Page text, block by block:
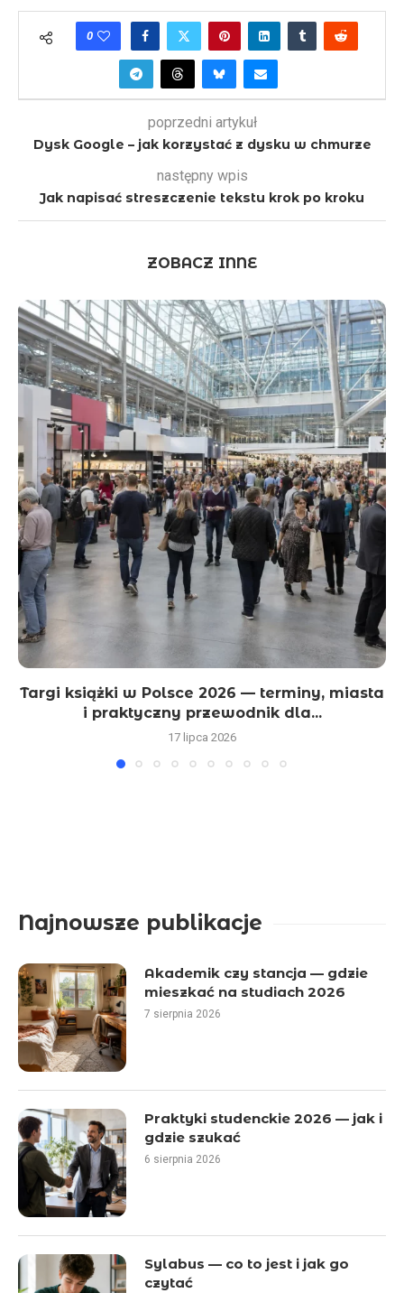
0
poprzedni artykuł
Dysk Google – jak korzystać z dysku w chmurze
następny wpis
Jak napisać streszczenie tekstu krok po kroku
ZOBACZ INNE
Targi książki w Polsce 2026 — terminy, miasta
i praktyczny przewodnik dla...
17 lipca 2026
Najnowsze publikacje
Akademik czy stancja — gdzie
mieszkać na studiach 2026
7 sierpnia 2026
Praktyki studenckie 2026 — jak i
gdzie szukać
6 sierpnia 2026
Sylabus — co to jest i jak go
czytać